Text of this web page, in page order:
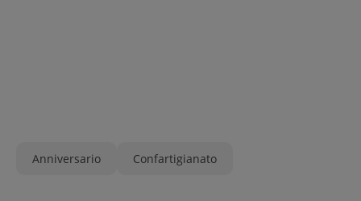
Anniversario Confartigianato